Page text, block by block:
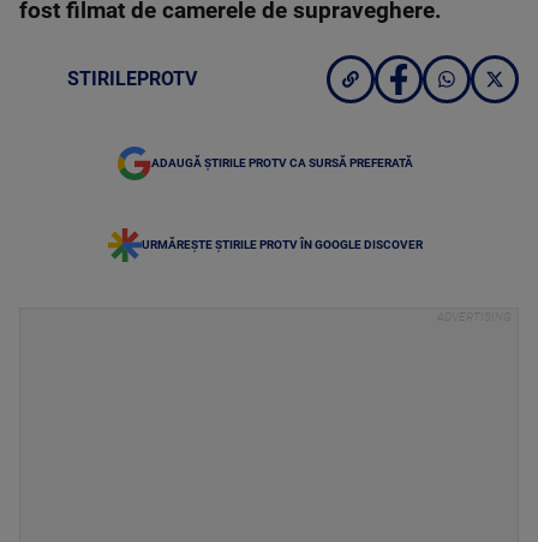
fost filmat de camerele de supraveghere.
STIRILEPROTV
ADAUGĂ ȘTIRILE PROTV CA SURSĂ PREFERATĂ
URMĂREȘTE ȘTIRILE PROTV ÎN GOOGLE DISCOVER